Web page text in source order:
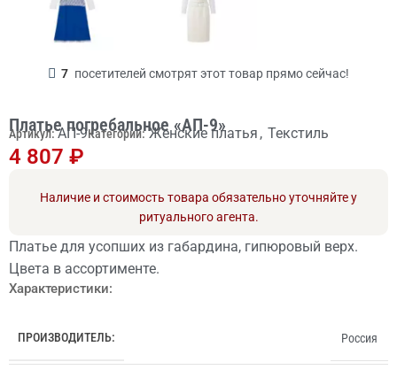
7 посетителей смотрят этот товар прямо сейчас!
Платье погребальное «АП-9»
Артикул:АП-9Категории: Женские платья , Текстиль
4 807 ₽
Наличие и стоимость товара обязательно уточняйте у
ритуального агента.
Платье для усопших из габардина, гипюровый верх.
Цвета в ассортименте.
Характеристики:
ПРОИЗВОДИТЕЛЬ: Россия